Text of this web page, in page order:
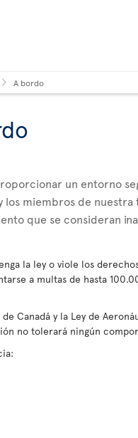
A bordo
un entorno
los miembros de
que se consideran
la ley o viole los
a multas de hasta
Canadá y la Ley de
no tolerará ningún